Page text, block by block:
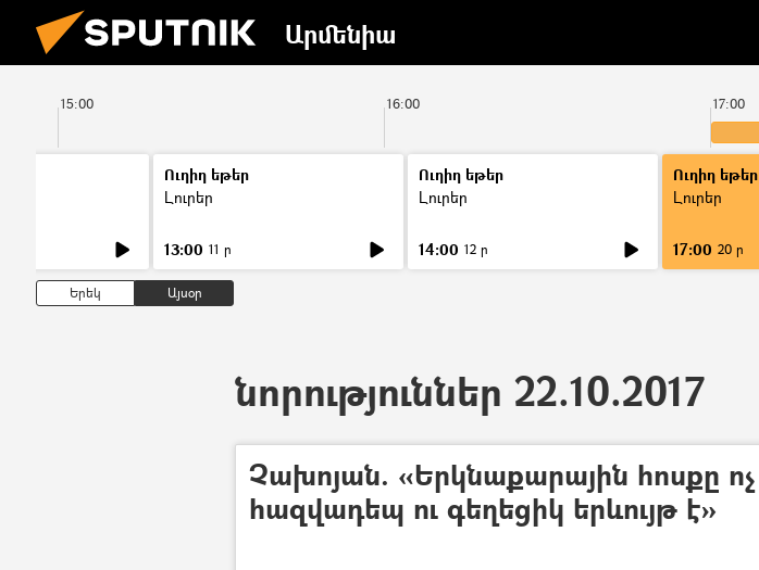
Արմենիա
15:00 16:00 17:00
Ուղիղ եթեր
Լուրեր
13:00 11 ր
Ուղիղ եթեր
Լուրեր
14:00 12 ր
Ուղիղ եթեր
Լուրեր
17:00 20 ր
Երեկ Այսօր
նորություններ 22.10.2017
Չախոյան. «Երկնաքարային հոսքը ոչ
հազվադեպ ու գեղեցիկ երևույթ է»